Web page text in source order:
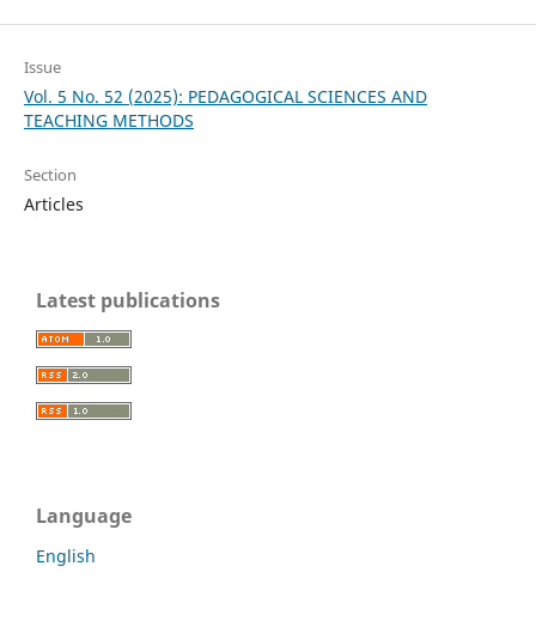
Issue
Vol. 5 No. 52 (2025): PEDAGOGICAL SCIENCES AND
TEACHING METHODS
Section
Articles
Latest publications
Language
English